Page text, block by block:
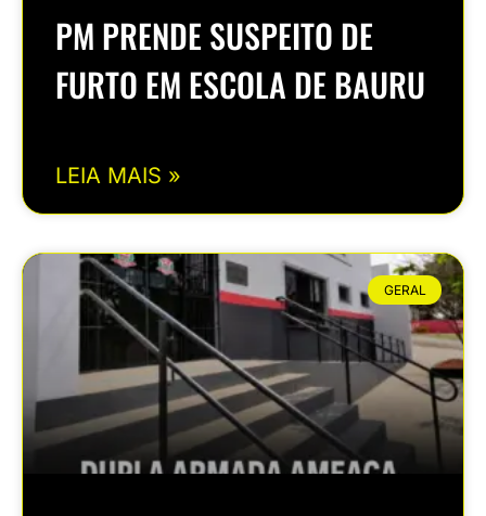
PM PRENDE SUSPEITO DE
FURTO EM ESCOLA DE BAURU
LEIA MAIS »
GERAL